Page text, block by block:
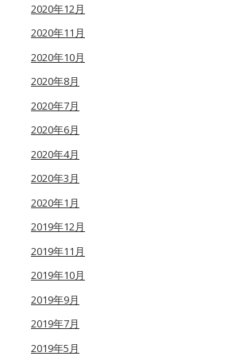
2020年12月
2020年11月
2020年10月
2020年8月
2020年7月
2020年6月
2020年4月
2020年3月
2020年1月
2019年12月
2019年11月
2019年10月
2019年9月
2019年7月
2019年5月